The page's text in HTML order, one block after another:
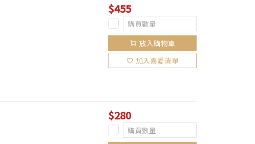
$455
放入購物車
加入喜愛清單
$280